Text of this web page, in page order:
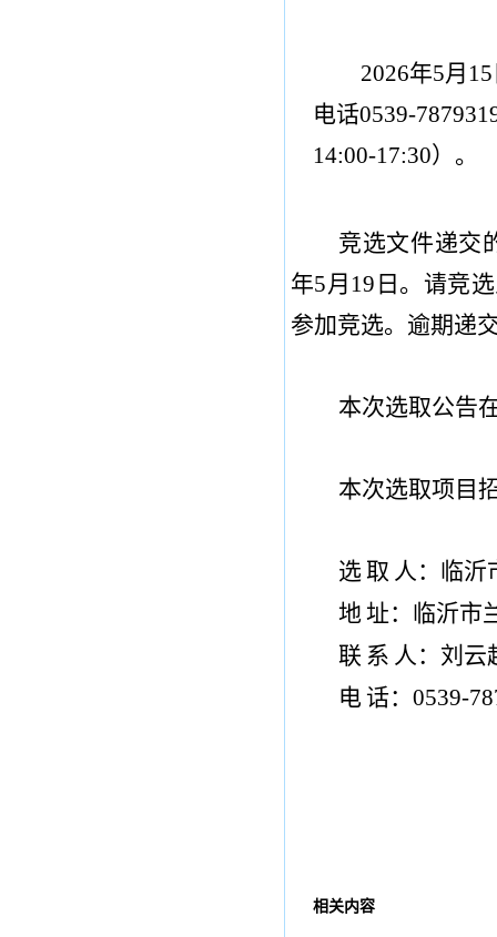
2026年5月 15
电话0539-787
14:00-17:30）。
竞选文件递交
年5月 19 日 。请竞
参加竞选。逾期递
本次选取公告
本次选取项目
选 取 人： 临沂
地址： 临沂市
联 系 人： 刘云
电 话： 0539-
相关内容